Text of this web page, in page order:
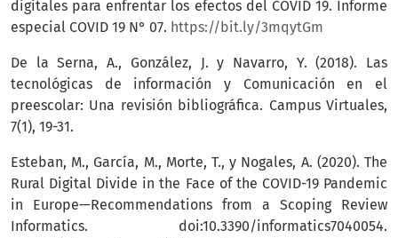
digitales para enfrentar los efectos del COVID 19. Informe
especial COVID 19 N° 07. https://bit.ly/3mqytGm
De la Serna, A., González, J. y Navarro, Y. (2018). Las
tecnológicas de información y Comunicación en el
preescolar: Una revisión bibliográfica. Campus Virtuales,
7(1), 19-31.
Esteban, M., García, M., Morte, T., y Nogales, A. (2020). The
Rural Digital Divide in the Face of the COVID-19 Pandemic
in Europe—Recommendations from a Scoping Review
Informatics. doi:10.3390/informatics7040054.